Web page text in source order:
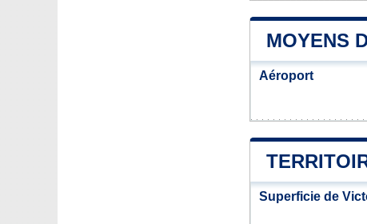
MOYENS
Aéroport
Superficie de